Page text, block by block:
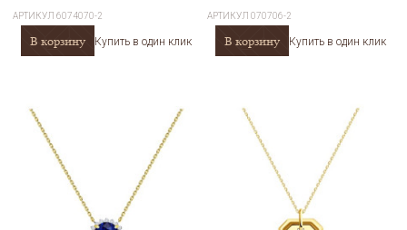
АРТИКУЛ6074070-2
В корзину Купить в один клик
АРТИКУЛ070706-2
В корзину Купить в один клик